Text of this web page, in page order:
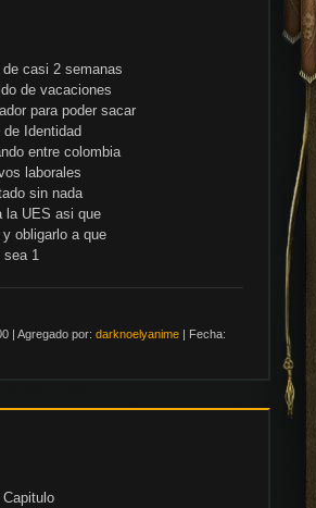
casi 2 semanas
de vacaciones
para poder sacar
Identidad
entre colombia
laborales
sin nada
la UES asi que
obligarlo a que
sea 1
| Agregado por: darknoelyanime | Fecha: